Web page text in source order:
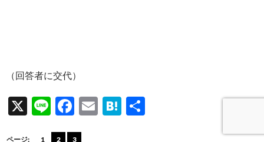
（回答者に交代）
X
Li
F
E
H
ページ: 1 2 3